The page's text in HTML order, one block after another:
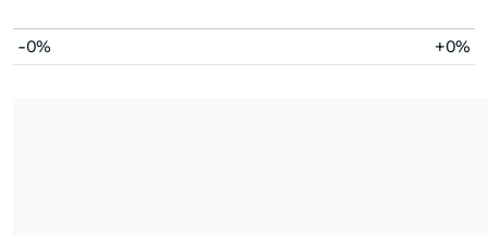
-0% +0%